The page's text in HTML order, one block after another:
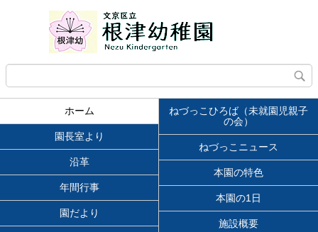
ホーム
ねづっこひろば（未就園児親子
の会）
園長室より
ねづっこニュース
沿革
本園の特色
年間行事
本園の1日
園だより
施設概要